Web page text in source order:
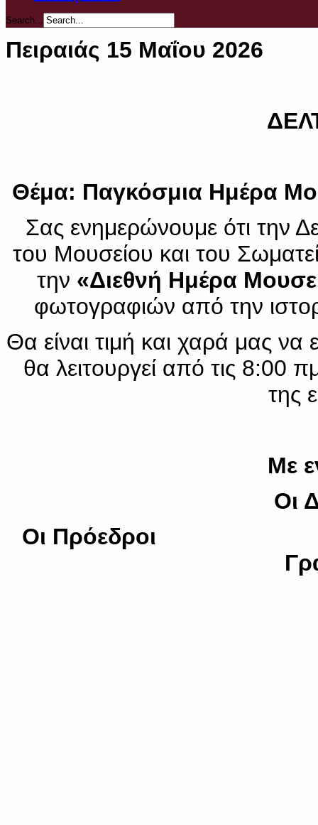
Search...
Πειραιάς 15 Μαΐου 2026
Θέμα: Παγκόσμια Ημέρα
Σας ενημερώνουμε ότι την
του Μουσείου και του
την «Διεθνή Ημέρα
φωτογραφιών από την
Θα είναι τιμή και χαρά μας
θα λειτουργεί από τις 8:00
της
Με
Οι
Οι